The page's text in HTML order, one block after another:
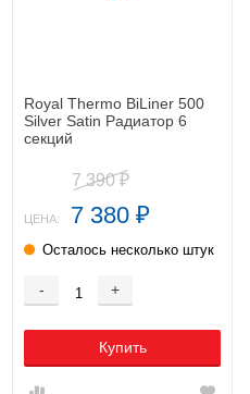
Royal Thermo BiLiner 500
Silver Satin Радиатор 6
секций
7 390₽
ЦЕНА: 7 380 ₽
Осталось несколько штук
- +
Купить